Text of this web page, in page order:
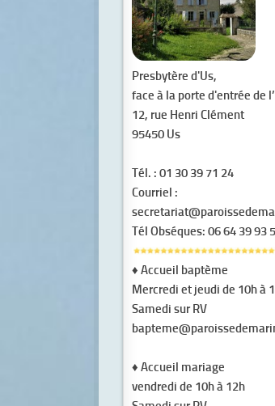
Presbytère d'Us,
face à la porte d'entrée de
12, rue Henri Clément
95450 Us
Tél. : 01 30 39 71 24
Courriel :
Tél Obséques: 06 64 39 93
♦ Accueil baptème
Mercredi et jeudi de 10h à
Samedi sur RV
♦ Accueil mariage
vendredi de 10h à 12h